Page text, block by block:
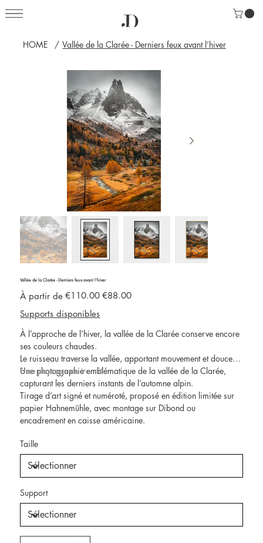
HOME / Vallée de la Clarée - Derniers feux avant l’hiver
Vallée de la Clarée - Derniers feux avant l’hiver
À partir de Prix
d’origine
€110.00 Prix
promotionnel
€88.00
Supports disponibles
À l’approche de l’hiver, la vallée de la Clarée conserve encore
ses couleurs chaudes.
Le ruisseau traverse la vallée, apportant mouvement et douceur
à ce paysage en transition.
Une photographie emblématique de la vallée de la Clarée,
capturant les derniers instants de l’automne alpin.
Tirage d’art signé et numéroté, proposé en édition limitée sur
papier Hahnemühle, avec montage sur Dibond ou
encadrement en caisse américaine.
Taille
Support